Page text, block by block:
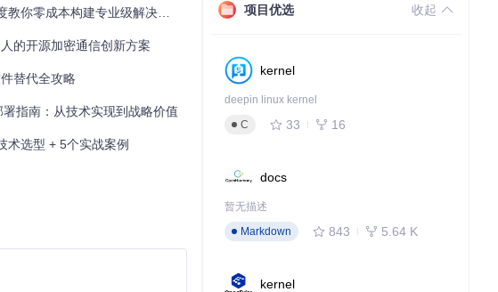
处理模块（+85MB）。
你零成本构建专业级解决方案
的开源加密通信创新方案
替代全攻略
指南：从技术实现到战略价值
术选型 + 5个实战案例
项目优选 收起
kernel
deepin linux kernel
C
33 16
docs
暂无描述
Markdown
843 5.64 K
kernel